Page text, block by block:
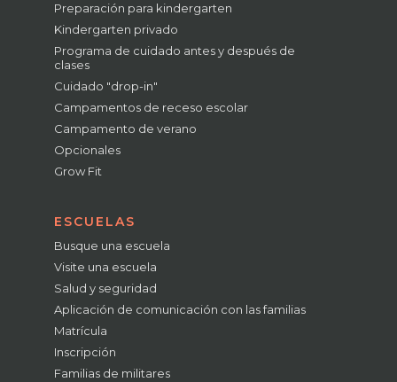
Preparación para kindergarten
Kindergarten privado
Programa de cuidado antes y después de
clases
Cuidado "drop-in"
Campamentos de receso escolar
Campamento de verano
Opcionales
Grow Fit
ESCUELAS
Busque una escuela
Visite una escuela
Salud y seguridad
Aplicación de comunicación con las familias
Matrícula
Inscripción
Familias de militares